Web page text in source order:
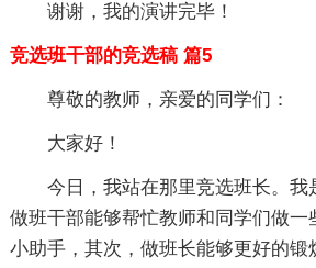
谢谢，我的演讲完毕！
竞选班干部的竞选稿 篇5
尊敬的教师，亲爱的同学们：
大家好！
今日，我站在那里竞选班长。我
做班干部能够帮忙教师和同学们做一
小助手，其次，做班长能够更好的锻